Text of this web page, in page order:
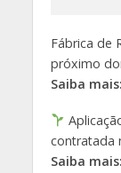
Fábrica de
próximo
Saiba mais:
contratada
Saiba mais: